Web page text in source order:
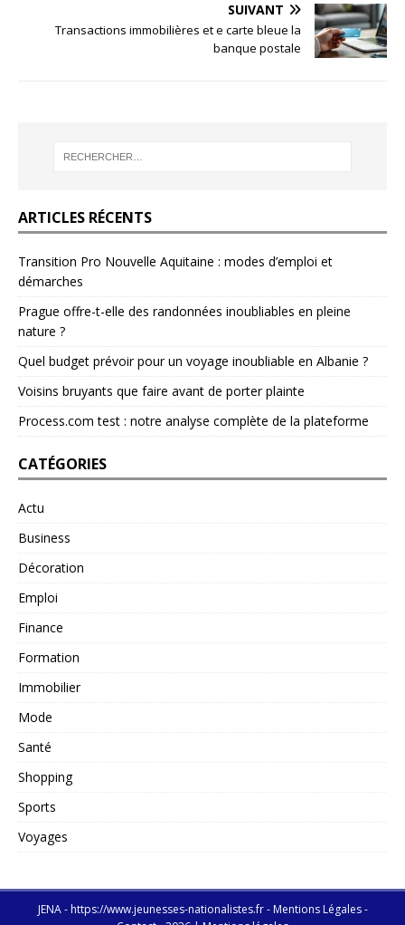
SUIVANT
Transactions immobilières et e carte bleue la
banque postale
ARTICLES RÉCENTS
Transition Pro Nouvelle Aquitaine : modes d’emploi et
démarches
Prague offre-t-elle des randonnées inoubliables en pleine
nature ?
Quel budget prévoir pour un voyage inoubliable en Albanie ?
Voisins bruyants que faire avant de porter plainte
Process.com test : notre analyse complète de la plateforme
CATÉGORIES
Actu
Business
Décoration
Emploi
Finance
Formation
Immobilier
Mode
Santé
Shopping
Sports
Voyages
JENA - https://www.jeunesses-nationalistes.fr - Mentions Légales -